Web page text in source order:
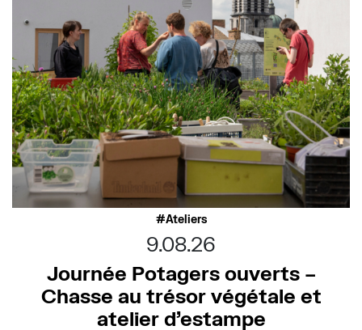
Ateliers
9.08.26
Journée Potagers ouverts –
Chasse au trésor végétale et
atelier d’estampe